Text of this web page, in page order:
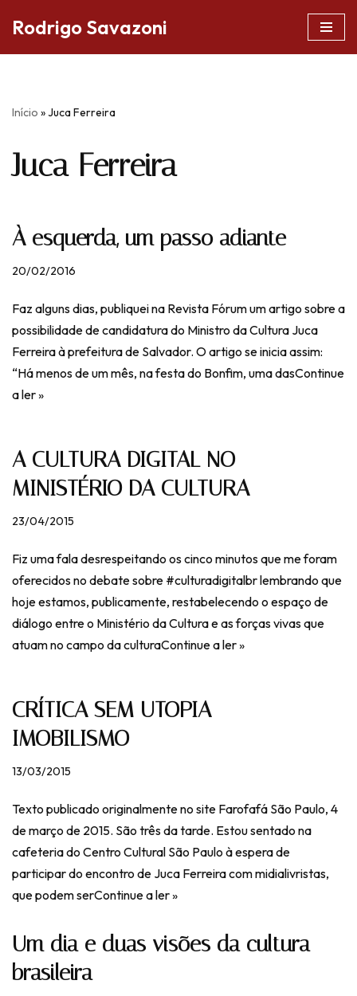
conteúdo
Rodrigo Savazoni
Início »Juca Ferreira
Juca Ferreira
À esquerda, um passo adiante
20/02/2016
Faz alguns dias, publiquei na Revista Fórum um artigo sobre a
possibilidade de candidatura do Ministro da Cultura Juca
Ferreira à prefeitura de Salvador. O artigo se inicia assim:
“Há menos de um mês, na festa do Bonfim, uma dasContinue
a ler »
A CULTURA DIGITAL NO
MINISTÉRIO DA CULTURA
23/04/2015
Fiz uma fala desrespeitando os cinco minutos que me foram
oferecidos no debate sobre #culturadigitalbr lembrando que
hoje estamos, publicamente, restabelecendo o espaço de
diálogo entre o Ministério da Cultura e as forças vivas que
atuam no campo da culturaContinue a ler »
CRÍTICA SEM UTOPIA =
IMOBILISMO
13/03/2015
Texto publicado originalmente no site Farofafá São Paulo, 4
de março de 2015. São três da tarde. Estou sentado na
cafeteria do Centro Cultural São Paulo à espera de
participar do encontro de Juca Ferreira com midialivristas,
que podem serContinue a ler »
Um dia e duas visões da cultura
brasileira